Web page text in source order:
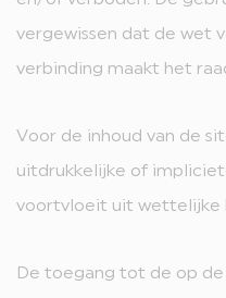
vergewissen dat de wet
verbinding maakt het
Voor de inhoud van de
uitdrukkelijke of
voortvloeit uit wettelijke
De toegang tot de op